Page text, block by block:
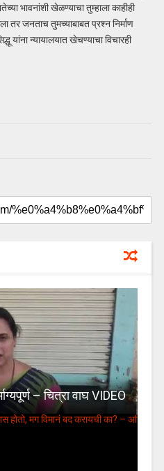
भावनांशी खेळण्याचा तुम्हाला काहीही
तर जनताच तुमच्याबाबत प्रश्न निर्माण
यांना न्यायालयात खेचण्याचा विचारही
– चित्रा वाघ VIDEO